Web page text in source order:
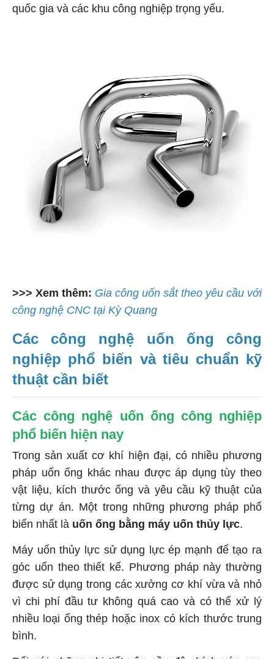
quốc gia và các khu công nghiệp trọng yếu.
>>> Xem thêm: Gia công uốn sắt theo yêu cầu với
công nghệ CNC tại Kỳ Quang
Các công nghệ uốn ống công
nghiệp phổ biến và tiêu chuẩn kỹ
thuật cần biết
Các công nghệ uốn ống công nghiệp
phổ biến hiện nay
Trong sản xuất cơ khí hiện đại, có nhiều phương
pháp uốn ống khác nhau được áp dụng tùy theo
vật liệu, kích thước ống và yêu cầu kỹ thuật của
từng dự án. Một trong những phương pháp phổ
biến nhất là uốn ống bằng máy uốn thủy lực.
Máy uốn thủy lực sử dụng lực ép mạnh để tạo ra
góc uốn theo thiết kế. Phương pháp này thường
được sử dụng trong các xưởng cơ khí vừa và nhỏ
vì chi phí đầu tư không quá cao và có thể xử lý
nhiều loại ống thép hoặc inox có kích thước trung
bình.